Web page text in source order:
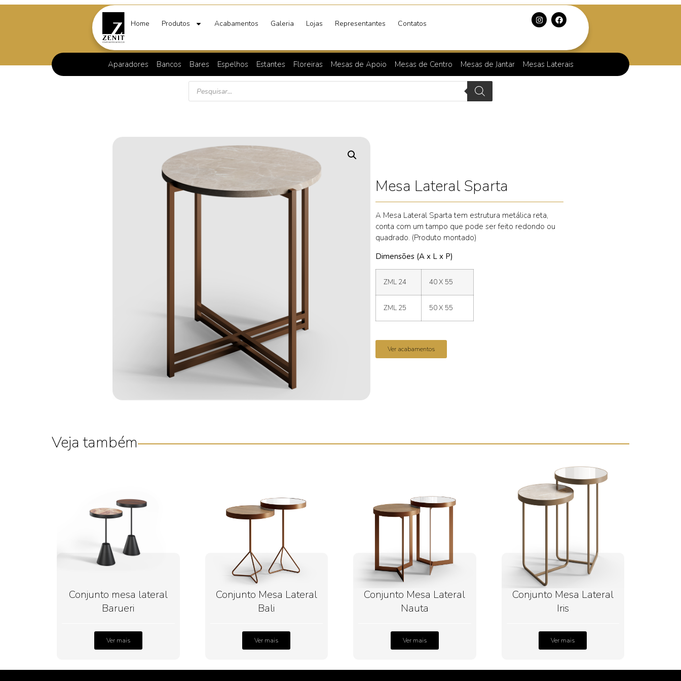
Home Produtos Acabamentos Galeria Lojas Representantes Contatos
Aparadores Bancos Bares Espelhos Estantes Floreiras Mesas de Apoio Mesas de Centro Mesas de Jantar Mesas Laterais
Mesa Lateral Sparta
A Mesa Lateral Sparta tem estrutura metálica reta,
conta com um tampo que pode ser feito redondo ou
quadrado. (Produto montado)
Dimensões (A x L x P)
ZML 24 40 X 55
ZML 25 50 X 55
Ver acabamentos
Veja também
Conjunto mesa lateral
Barueri
Ver mais
Conjunto Mesa Lateral
Bali
Ver mais
Conjunto Mesa Lateral
Nauta
Ver mais
Conjunto Mesa Lateral
Iris
Ver mais